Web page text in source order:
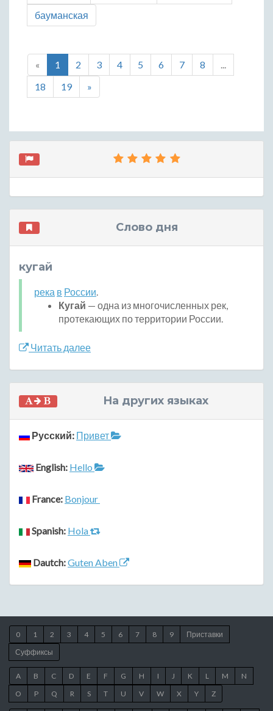
бауманская
« 1 2 3 4 5 6 7 8
...
18
19 »
Слово дня
кугай
река в России.
Кугай — одна из многочисленных рек,
протекающих по территории России.
Читать далее
На других языках
Русский: Привет
English: Hello
France: Bonjour
Spanish: Hola
Dautch:Guten Aben
0 1 2 3 4 5 6 7 8 9
Приставки
Суффиксы
A B C D E F G H I J K L M
N
O
P Q R S T U V W X Y Z